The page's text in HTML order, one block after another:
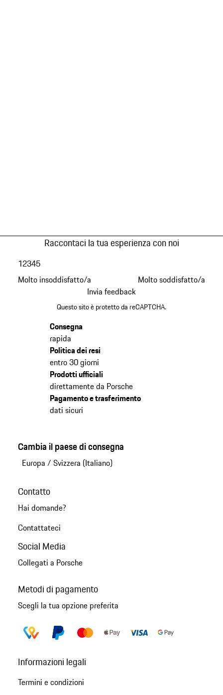
Raccontaci la tua esperienza con noi
Molto insoddisfatto/a
12345
Molto soddisfatto/a
Invia feedback
Questo sito è protetto da reCAPTCHA.
Consegna
rapida
Politica dei resi
entro 30 giorni
Prodotti ufficiali
direttamente da Porsche
Pagamento e trasferimento
dati sicuri
Cambia il paese di consegna
Europa / Svizzera (Italiano)
Contatto
Hai domande?
Contattateci
Social Media
Collegati a Porsche
Metodi di pagamento
Scegli la tua opzione preferita
Informazioni legali
Termini e condizioni